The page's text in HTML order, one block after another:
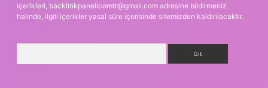
içerikleri, backlinkpanelicomtr@gmail.com adresine bildirmeniz
halinde, ilgili içerikler yasal süre içerisinde sitemizden kaldırılacaktır.